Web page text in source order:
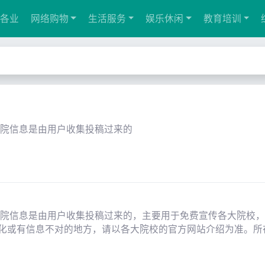
业 网络购物 生活服务 娱乐休闲 教育培训
信息是由用户收集投稿过来的
信息是由用户收集投稿过来的，主要用于免费宣传各大院校
或有信息不对的地方，请以各大院校的官方网站介绍为准。